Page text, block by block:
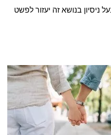
ניסיון בנושא זה יעזור לפשט